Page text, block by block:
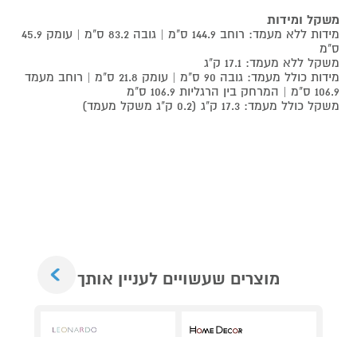
משקל ומידות
מידות ללא מעמד: רוחב 144.9 ס"מ | גובה 83.2 ס"מ | עומק 45.9
ס"מ
משקל ללא מעמד: 17.1 ק"ג
מידות כולל מעמד: גובה 90 ס"מ | עומק 21.8 ס"מ | רוחב מעמד
106.9 ס"מ | המרחק בין הרגליות 106.9 ס"מ
משקל כולל מעמד: 17.3 ק"ג (0.2 ק"ג משקל מעמד)
מוצרים שעשויים לעניין אותך